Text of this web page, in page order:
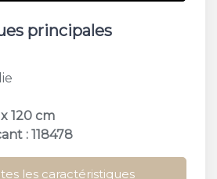
principales
120 cm
: 118478
les caractéristiques